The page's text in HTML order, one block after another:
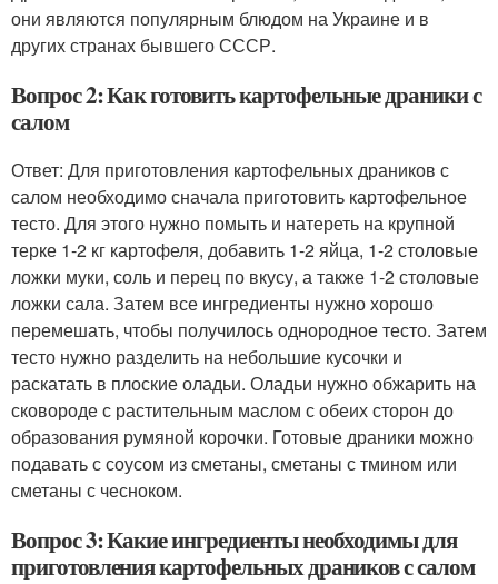
они являются популярным блюдом на Украине и в
других странах бывшего СССР.
Вопрос 2: Как готовить картофельные драники с
салом
Ответ: Для приготовления картофельных драников с
салом необходимо сначала приготовить картофельное
тесто. Для этого нужно помыть и натереть на крупной
терке 1-2 кг картофеля, добавить 1-2 яйца, 1-2 столовые
ложки муки, соль и перец по вкусу, а также 1-2 столовые
ложки сала. Затем все ингредиенты нужно хорошо
перемешать, чтобы получилось однородное тесто. Затем
тесто нужно разделить на небольшие кусочки и
раскатать в плоские оладьи. Оладьи нужно обжарить на
сковороде с растительным маслом с обеих сторон до
образования румяной корочки. Готовые драники можно
подавать с соусом из сметаны, сметаны с тмином или
сметаны с чесноком.
Вопрос 3: Какие ингредиенты необходимы для
приготовления картофельных драников с салом